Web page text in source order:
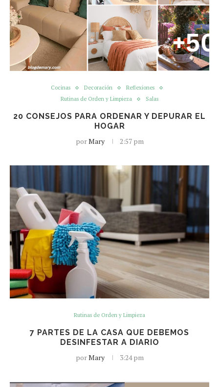
Cocinas Decoración
Reflexiones
Rutinas de Orden y Limpieza
Salas
20 CONSEJOS PARA ORDENAR Y DEPURAR EL
HOGAR
porMary 2:57 pm
Rutinas de Orden y Limpieza
7 PARTES DE LA CASA QUE DEBEMOS
DESINFESTAR A DIARIO
porMary 3:24 pm